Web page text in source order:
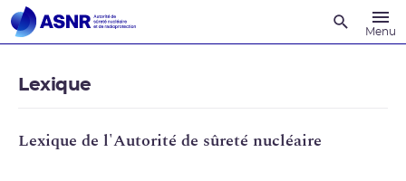
Menu
Lexique
Lexique de l'Autorité de sûreté nucléaire